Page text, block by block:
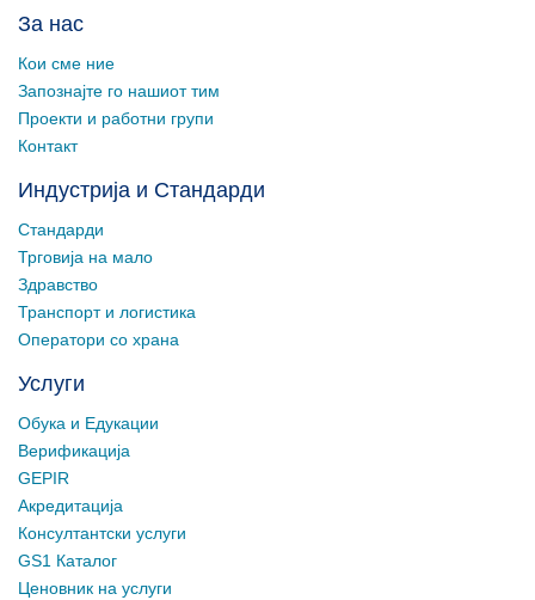
За нас
Кои сме ние
Запознајте го нашиот тим
Проекти и работни групи
Контакт
Индустрија и Стандарди
Стандарди
Трговија на мало
Здравство
Транспорт и логистика
Оператори со храна
Услуги
Обука и Едукации
Верификација
GEPIR
Акредитација
Консултантски услуги
GS1 Каталог
Ценовник на услуги